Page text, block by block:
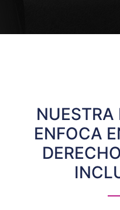
NUESTRA
ENFOCA